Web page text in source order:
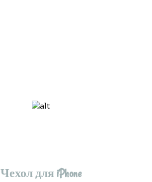
Чехол для iPhone